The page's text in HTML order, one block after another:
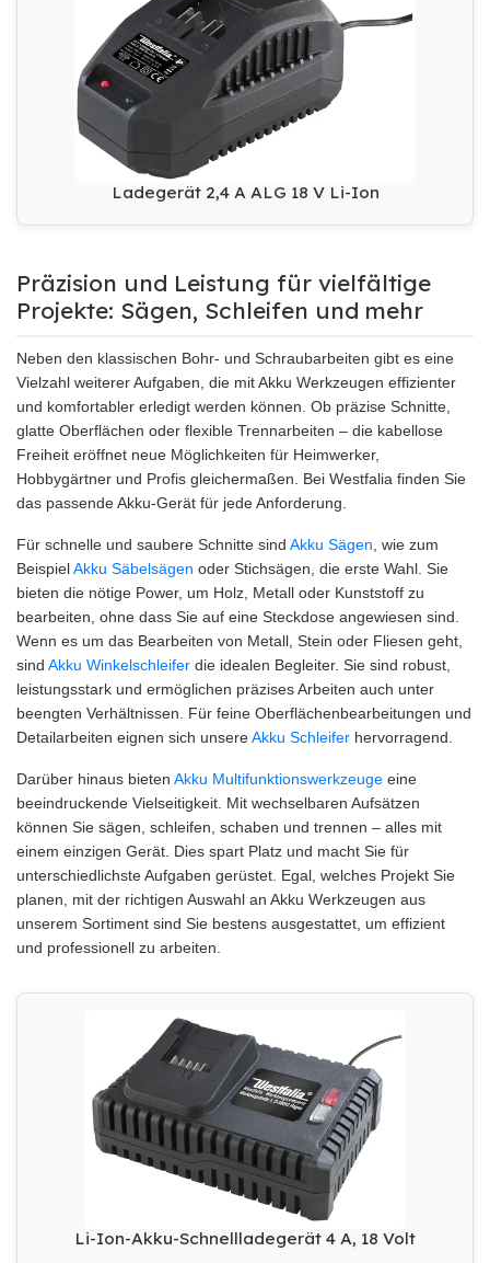
Ladegerät 2,4 A ALG 18 V Li-Ion
Präzision und Leistung für vielfältige
Projekte: Sägen, Schleifen und mehr
Neben den klassischen Bohr- und Schraubarbeiten gibt es eine
Vielzahl weiterer Aufgaben, die mit Akku Werkzeugen effizienter
und komfortabler erledigt werden können. Ob präzise Schnitte,
glatte Oberflächen oder flexible Trennarbeiten – die kabellose
Freiheit eröffnet neue Möglichkeiten für Heimwerker,
Hobbygärtner und Profis gleichermaßen. Bei Westfalia finden Sie
das passende Akku-Gerät für jede Anforderung.
Für schnelle und saubere Schnitte sind Akku Sägen , wie zum
BeispielAkku Säbelsägen oder Stichsägen, die erste Wahl. Sie
bieten die nötige Power, um Holz, Metall oder Kunststoff zu
bearbeiten, ohne dass Sie auf eine Steckdose angewiesen sind.
Wenn es um das Bearbeiten von Metall, Stein oder Fliesen geht,
sind Akku Winkelschleifer die idealen Begleiter. Sie sind robust,
leistungsstark und ermöglichen präzises Arbeiten auch unter
beengten Verhältnissen. Für feine Oberflächenbearbeitungen und
Detailarbeiten eignen sich unsereAkku Schleifer hervorragend.
Darüber hinaus bieten Akku Multifunktionswerkzeuge eine
beeindruckende Vielseitigkeit. Mit wechselbaren Aufsätzen
können Sie sägen, schleifen, schaben und trennen – alles mit
einem einzigen Gerät. Dies spart Platz und macht Sie für
unterschiedlichste Aufgaben gerüstet. Egal, welches Projekt Sie
planen, mit der richtigen Auswahl an Akku Werkzeugen aus
unserem Sortiment sind Sie bestens ausgestattet, um effizient
und professionell zu arbeiten.
Li-Ion-Akku-Schnellladegerät 4 A, 18 Volt